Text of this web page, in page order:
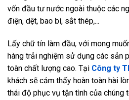
vốn đầu tư nước ngoài thuộc các
điện, dệt, bao bì, sắt thép,...
Lấy chữ tín làm đầu, với mong
hàng trải nghiệm sử dụng các sản
toàn chất lượng cao. Tại Công ty
khách sẽ cảm thấy hoàn toàn hài
thái độ phục vụ tận tình của chúng